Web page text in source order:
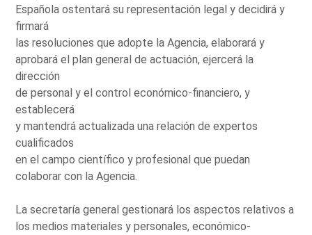
Española ostentará su representación legal y decidirá y
firmará
las resoluciones que adopte la Agencia, elaborará y
aprobará el plan general de actuación, ejercerá la
dirección
de personal y el control económico-financiero, y
establecerá
y mantendrá actualizada una relación de expertos
cualificados
en el campo científico y profesional que puedan
colaborar con la Agencia.
La secretaría general gestionará los aspectos relativos a
los medios materiales y personales, económico-